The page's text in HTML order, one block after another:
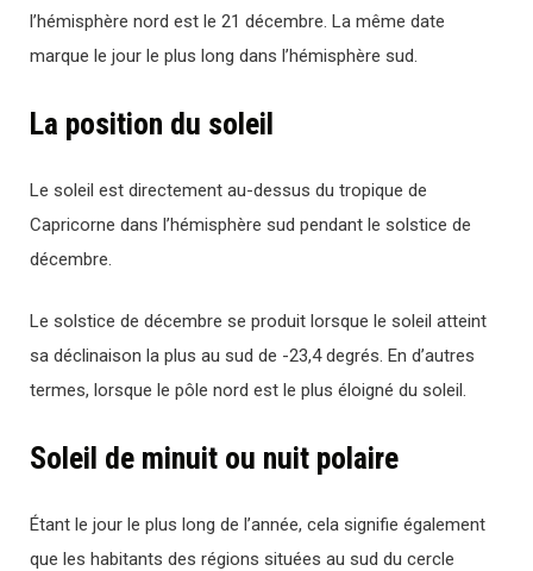
l’hémisphère nord est le 21 décembre. La même date
marque le jour le plus long dans l’hémisphère sud.
La position du soleil
Le soleil est directement au-dessus du tropique de
Capricorne dans l’hémisphère sud pendant le solstice de
décembre.
Le solstice de décembre se produit lorsque le soleil atteint
sa déclinaison la plus au sud de -23,4 degrés. En d’autres
termes, lorsque le pôle nord est le plus éloigné du soleil.
Soleil de minuit ou nuit polaire
Étant le jour le plus long de l’année, cela signifie également
que les habitants des régions situées au sud du cercle